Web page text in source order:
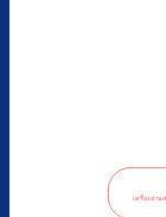
เครื่องอ่าน